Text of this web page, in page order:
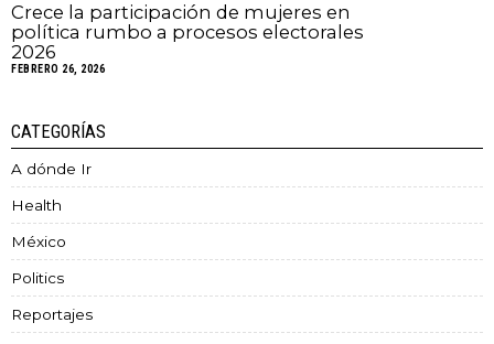
Crece la participación de mujeres en
política rumbo a procesos electorales
2026
FEBRERO 26, 2026
CATEGORÍAS
A dónde Ir
Health
México
Politics
Reportajes